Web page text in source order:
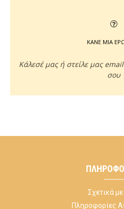
ΚΑΝΕ ΜΙΑ
Κάλεσέ μας ή στείλε μας
σου
Σχετικά
Πληροφορίες